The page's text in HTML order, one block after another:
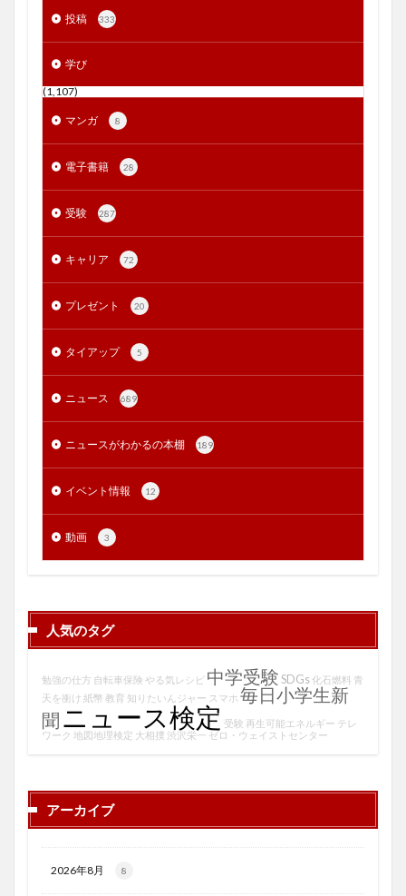
投稿 333
学び
(1,107)
マンガ 8
電子書籍 28
受験 287
キャリア 72
プレゼント 20
タイアップ 5
ニュース 689
ニュースがわかるの本棚 189
イベント情報 12
動画 3
人気のタグ
勉強の仕方 自転車保険 やる気レシピ 中学受験 SDGs 化石燃料 青
天を衝け 紙幣 教育 知りたいんジャー スマホ 毎日小学生新
聞 ニュース検定 受験 再生可能エネルギー テレ
ワーク 地図地理検定 大相撲 渋沢栄一 ゼロ・ウェイストセンター
アーカイブ
2026年8月 8